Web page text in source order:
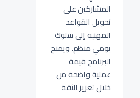
المشاركين على
تحويل القواعد
المهنية إلى سلوك
يومي منظم. ويمنح
البرنامج قيمة
عملية واضحة من
خلال تعزيز الثقة